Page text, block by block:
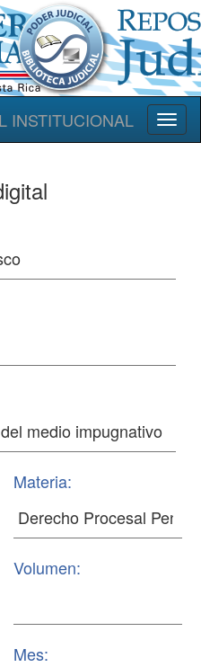
INSTITUCIONAL
Materia:
Volumen:
Mes: